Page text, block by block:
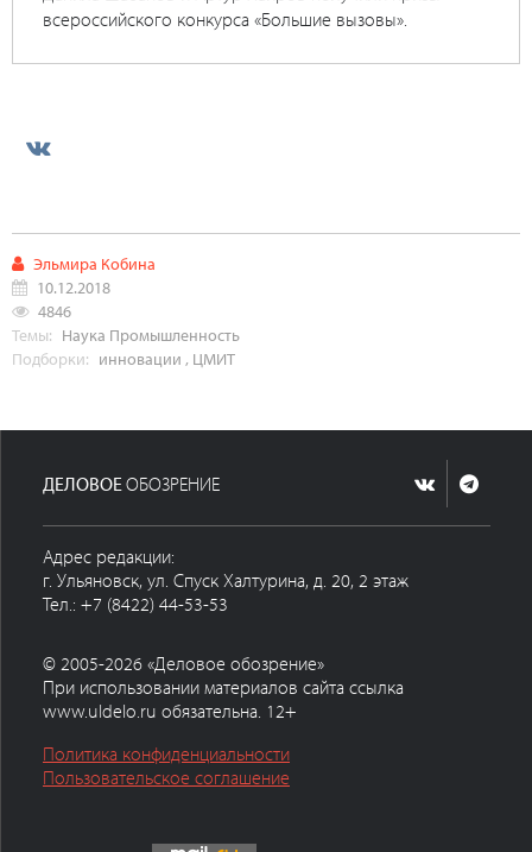
всероссийского конкурса «Большие вызовы».
Эльмира Кобина
10.12.2018
4846
Темы: Наука Промышленность
Подборки: инновации , ЦМИТ
ДЕЛОВОЕОБОЗРЕНИЕ
Адрес редакции:
г. Ульяновск, ул. Спуск Халтурина, д. 20, 2 этаж
Тел.: +7 (8422) 44-53-53
© 2005-2026 «Деловое обозрение»
При использовании материалов сайта ссылка
www.uldelo.ru обязательна. 12+
Политика конфиденциальности
Пользовательское соглашение